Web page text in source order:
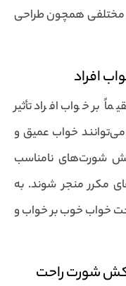
مختلفی همچون طراحی
افراد
خواب افراد تأثیر
خواب عمیق و
شورت‌های نامناسب
مکرر منجر شوند. به
خواب خوب بر خواب و
کش شورت راحت